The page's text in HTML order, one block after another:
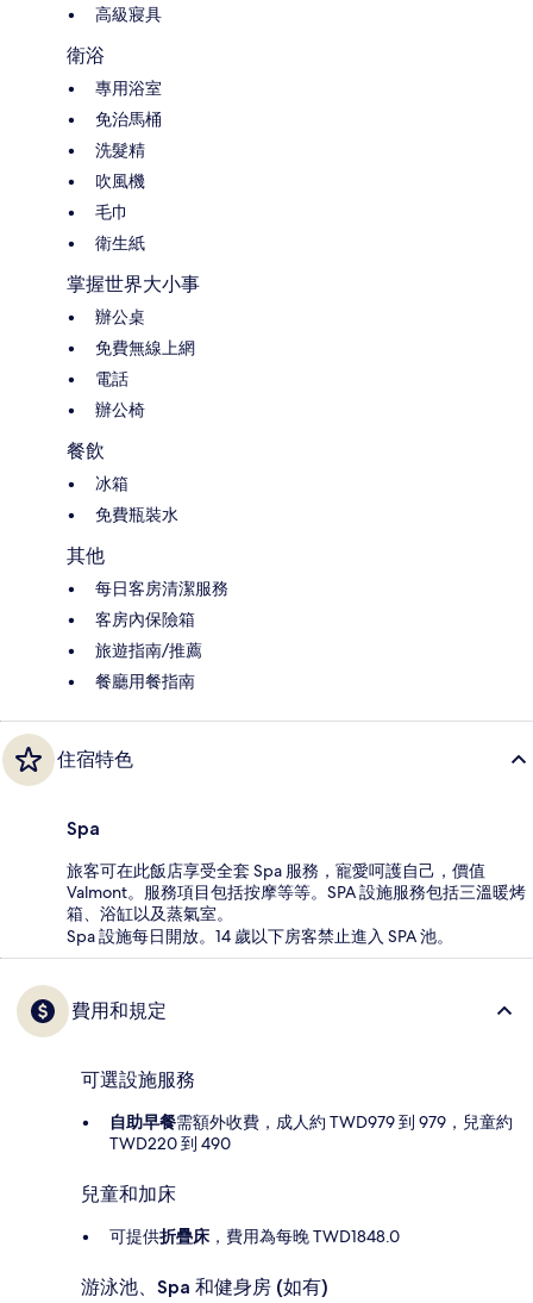
高級寢具
衛浴
專用浴室
免治馬桶
洗髮精
吹風機
毛巾
衛生紙
掌握世界大小事
辦公桌
免費無線上網
電話
辦公椅
餐飲
冰箱
免費瓶裝水
其他
每日客房清潔服務
客房內保險箱
旅遊指南/推薦
餐廳用餐指南
住宿特色
Spa
旅客可在此飯店享受全套 Spa 服務，寵愛呵護自己，價值
Valmont。服務項目包括按摩等等。SPA 設施服務包括三溫暖烤
箱、浴缸以及蒸氣室。
Spa 設施每日開放。14 歲以下房客禁止進入 SPA 池。
費用和規定
可選設施服務
自助早餐需額外收費，成人約 TWD979 到 979，兒童約
TWD220 到 490
兒童和加床
可提供折疊床 ，費用為每晚 TWD1848.0
游泳池、Spa 和健身房 (如有)